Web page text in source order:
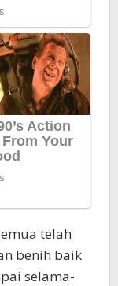
telah
benih baik
selama-